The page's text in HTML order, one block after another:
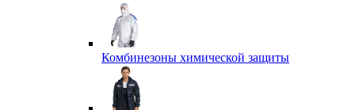
Комбинезоны химической защиты